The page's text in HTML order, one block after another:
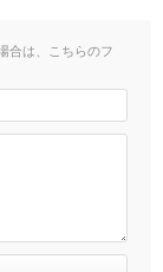
合は、こちらのフ